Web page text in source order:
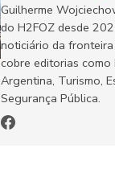
Guilherme
do H2FOZ desde
noticiário da
cobre editorias como
Argentina, Turismo,
Segurança Pública.